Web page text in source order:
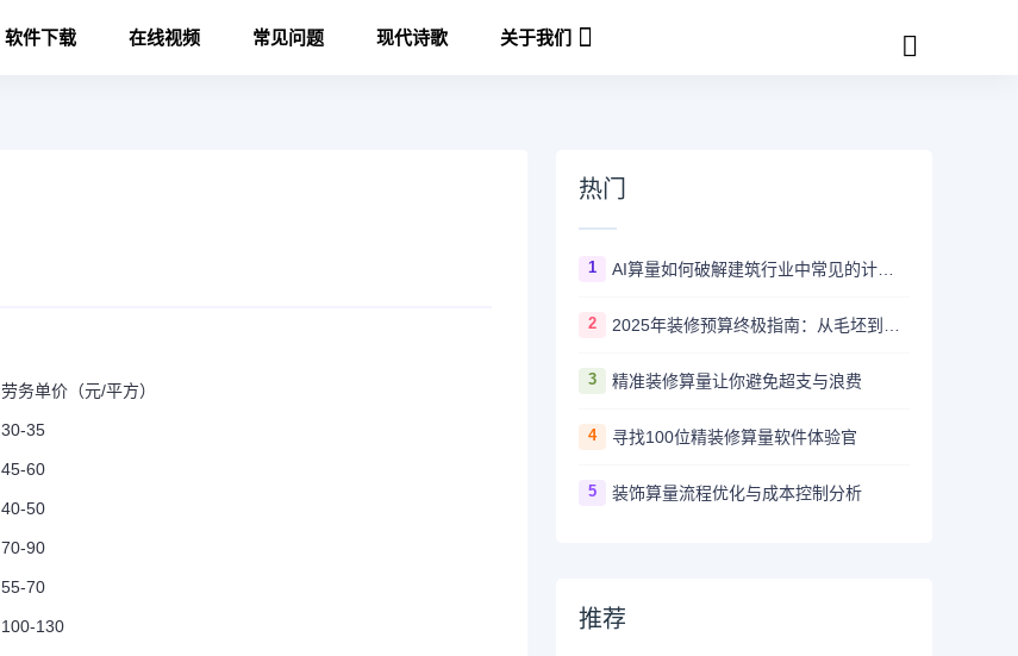
软件下载 在线视频 常见问题 现代诗歌 关于我们
劳务单价（元/平方）
30-35
45-60
40-50
70-90
55-70
100-130
热门
1 AI算量如何破解建筑行业中常见的计算难题
2
3 精准装修算量让你避免超支与浪费
4 寻找100位精装修算量软件体验官
5 装饰算量流程优化与成本控制分析
推荐